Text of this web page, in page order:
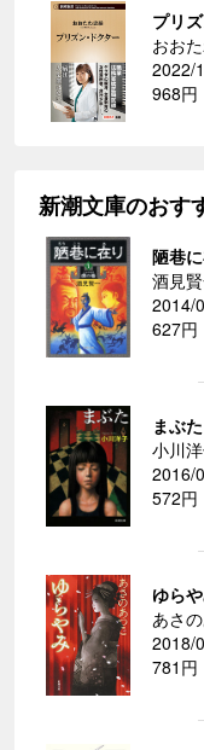
プリ
おお
2022/
968円
新潮文庫のおす
陋巷
酒見
2014/
627円
まぶ
小川
2016/
572円
ゆら
あさ
2018/
781円